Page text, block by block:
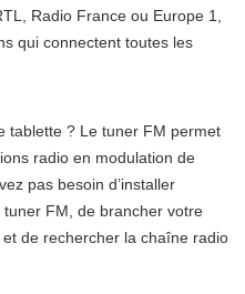
Radio France ou Europe 1,
qui connectent toutes les
tablette ? Le tuner FM permet
radio en modulation de
pas besoin d’installer
tuner FM, de brancher votre
de rechercher la chaîne radio